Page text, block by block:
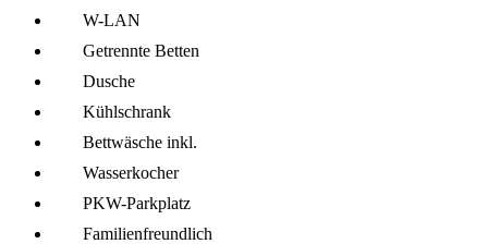
W-LAN
Getrennte Betten
Dusche
Kühl­schrank
Bettwäsche inkl.
Wasserkocher
PKW-Parkplatz
Familien­freundlich